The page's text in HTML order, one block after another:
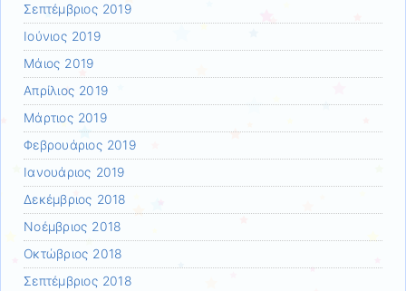
Σεπτέμβριος 2019
Ιούνιος 2019
Μάιος 2019
Απρίλιος 2019
Μάρτιος 2019
Φεβρουάριος 2019
Ιανουάριος 2019
Δεκέμβριος 2018
Νοέμβριος 2018
Οκτώβριος 2018
Σεπτέμβριος 2018